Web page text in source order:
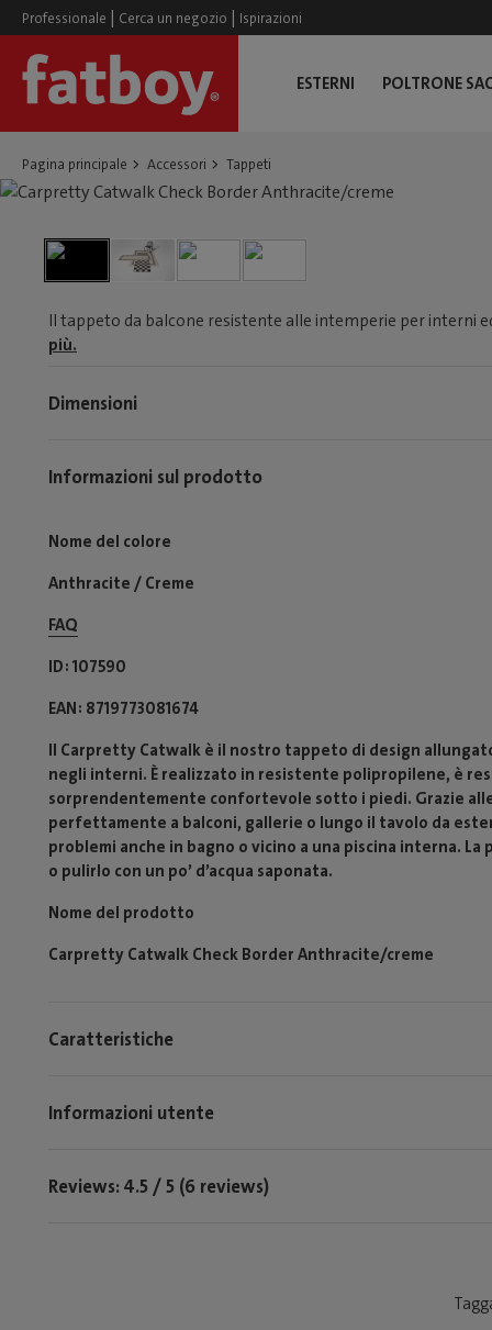
Professionale | Cerca un negozio | Ispirazioni
ESTERNI POLTRONE
Pagina principale Accessori Tappeti
Il tappeto da balcone resistente alle intemperie per interni
più.
Dimensioni
Informazioni sul prodotto
Nome del colore
Anthracite / Creme
FAQ
ID 107590
EAN 8719773081674
Il Carpretty Catwalk è il nostro tappeto di design
negli interni. È realizzato in resistente polipropilene, è
sorprendentemente confortevole sotto i piedi. Grazie
perfettamente a balconi, gallerie o lungo il tavolo da
problemi anche in bagno o vicino a una piscina interna.
o pulirlo con un po’ d’acqua saponata.
Nome del prodotto
Carpretty Catwalk Check Border Anthracite/creme
Caratteristiche
Informazioni utente
Reviews: 4.5 / 5 (6 reviews)